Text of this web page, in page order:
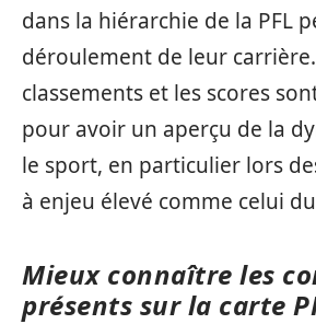
dans la hiérarchie de la PFL
déroulement de leur
classements et les scores
pour avoir un aperçu de la
le sport, en particulier lors
à enjeu élevé comme celui
Mieux connaître les
présents sur la carte